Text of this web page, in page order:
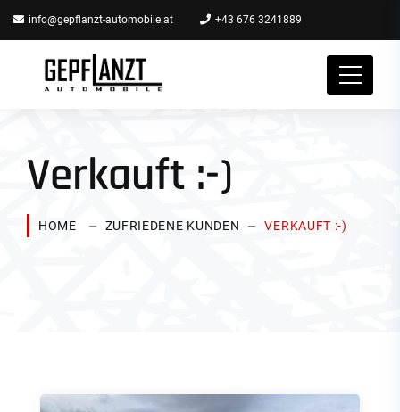
info@gepflanzt-automobile.at +43 676 3241889
Verkauft :-)
HOME ZUFRIEDENE KUNDEN VERKAUFT :-)